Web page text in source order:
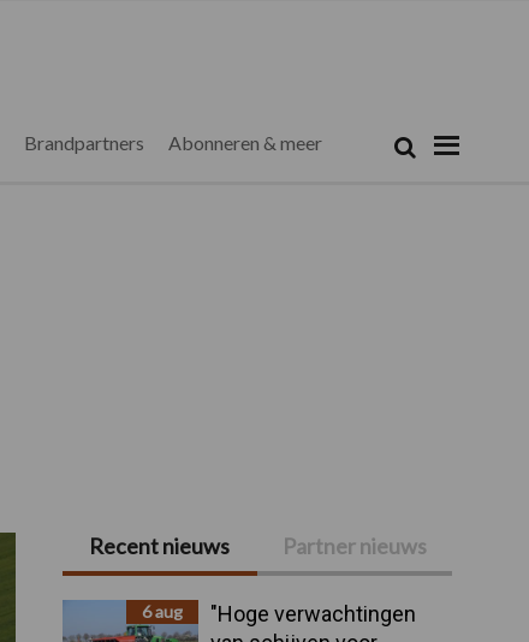
Brandpartners Abonneren & meer Zoek
Primaire
Sidebar
Recent nieuws Partner nieuws
6 aug
"Hoge verwachtingen